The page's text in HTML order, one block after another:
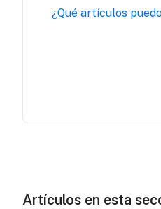
¿Qué artículos
Artículos en esta